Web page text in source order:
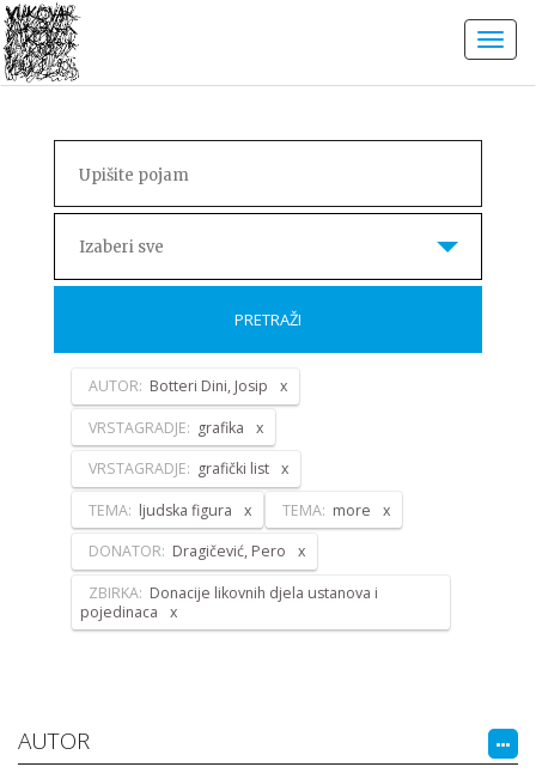
Izaberi sve
PRETRAŽI
AUTOR: Botteri Dini, Josip
VRSTAGRADJE: grafika
VRSTAGRADJE: grafički list
TEMA: ljudska figura TEMA: more
DONATOR: Dragičević, Pero
ZBIRKA: Donacije likovnih djela ustanova i
pojedinaca
AUTOR